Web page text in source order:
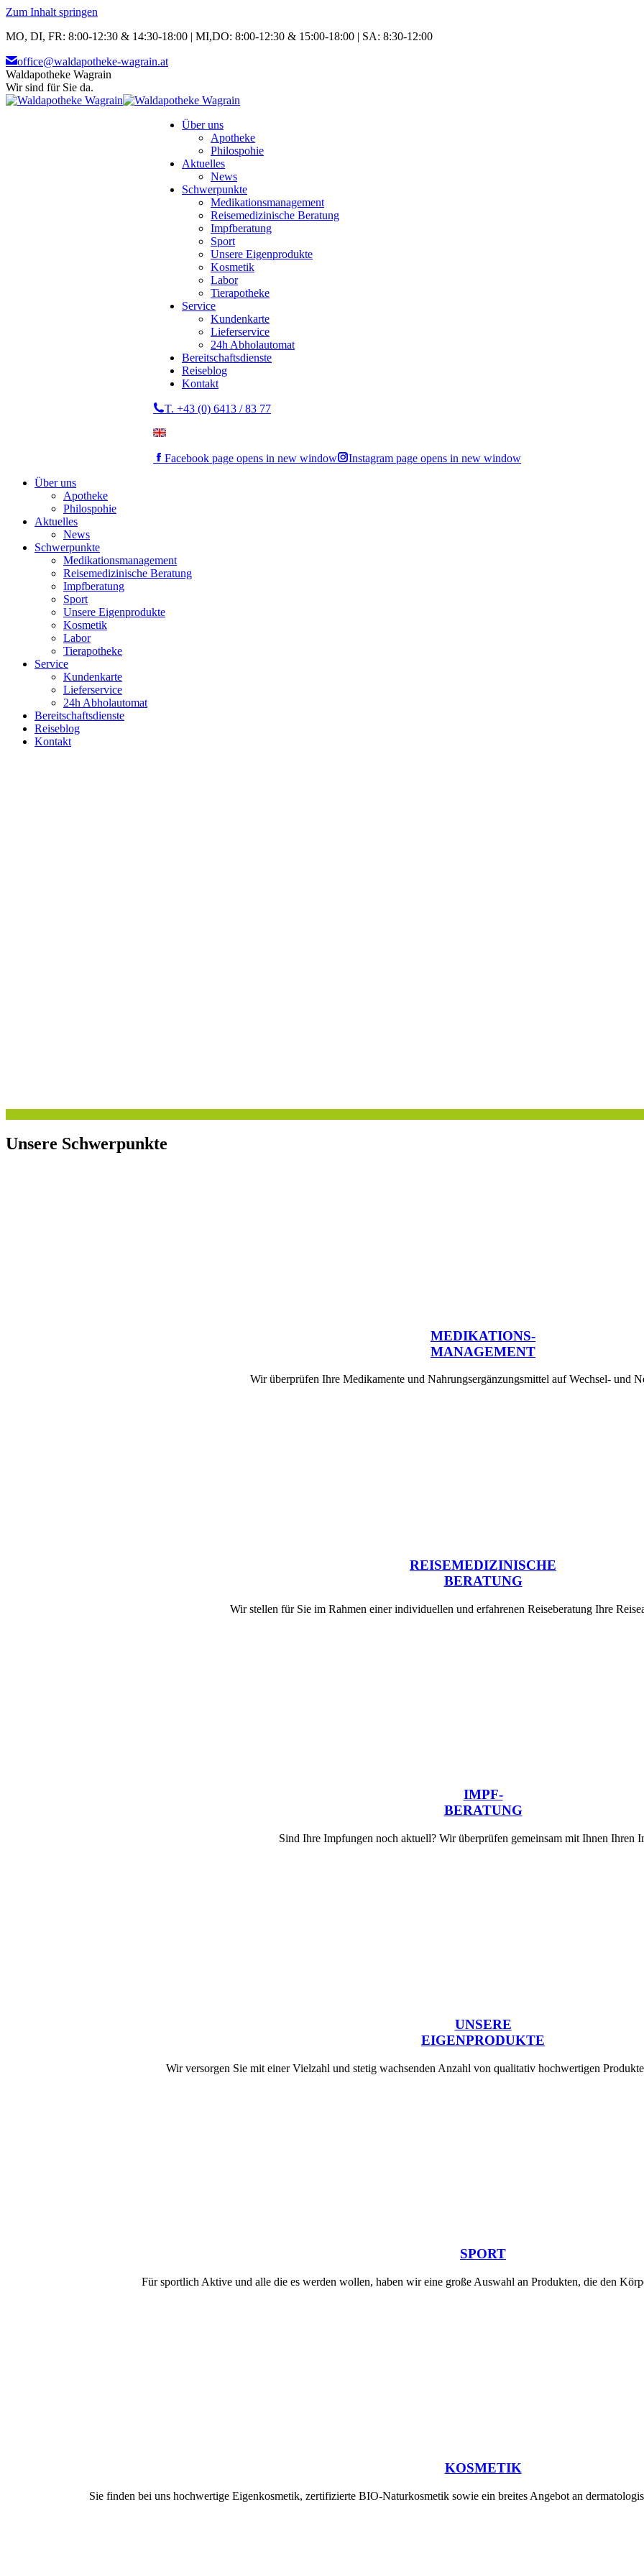
Zum Inhalt springen
MO, DI, FR: 8:00-12:30 & 14:30-18:00 | MI,DO: 8:00-12:30 & 15:00-18:00 | SA: 8:30-12:00
office@waldapotheke-wagrain.at
Waldapotheke Wagrain
Wir sind für Sie da.
Über uns
Apotheke
Philospohie
Aktuelles
News
Schwerpunkte
Medikationsmanagement
Reisemedizinische Beratung
Impfberatung
Sport
Unsere Eigenprodukte
Kosmetik
Labor
Tierapotheke
Service
Kundenkarte
Lieferservice
24h Abholautomat
Bereitschaftsdienste
Reiseblog
Kontakt
T. +43 (0) 6413 / 83 77
Facebook page opens in new window
Instagram page opens in new window
Über uns
Apotheke
Philospohie
Aktuelles
News
Schwerpunkte
Medikationsmanagement
Reisemedizinische Beratung
Impfberatung
Sport
Unsere Eigenprodukte
Kosmetik
Labor
Tierapotheke
Service
Kundenkarte
Lieferservice
24h Abholautomat
Bereitschaftsdienste
Reiseblog
Kontakt
Unsere Schwerpunkte
MEDIKATIONS-
MANAGEMENT
Wir überprüfen Ihre Medikamente und Nahrungsergänzungsmittel auf Wechsel- und
REISEMEDIZINISCHE
BERATUNG
Wir stellen für Sie im Rahmen einer individuellen und erfahrenen Reiseberatung Ihre
IMPF-
BERATUNG
Sind Ihre Impfungen noch aktuell? Wir überprüfen gemeinsam mit Ihnen Ihren
UNSERE
EIGENPRODUKTE
Wir versorgen Sie mit einer Vielzahl und stetig wachsenden Anzahl von qualitativ hochwertigen
SPORT
Für sportlich Aktive und alle die es werden wollen, haben wir eine große Auswahl an Produkten, die den
KOSMETIK
Sie finden bei uns hochwertige Eigenkosmetik, zertifizierte BIO-Naturkosmetik sowie ein breites Angebot an